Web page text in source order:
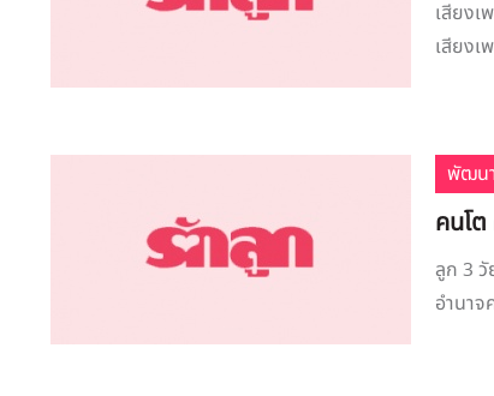
เสียง
เสียงเ
พัฒน
คนโต
ลูก 3 วั
อำนา